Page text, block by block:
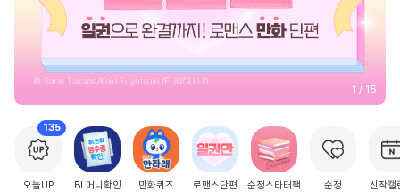
2 / 15
135
오늘UP BL머니확인 만화퀴즈 로맨스단편 순정스타터팩 순정 신작캘